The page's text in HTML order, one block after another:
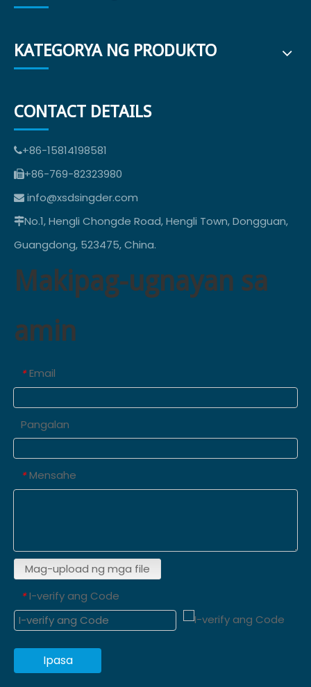
KATEGORYA NG PRODUKTO
CONTACT DETAILS
+86-15814198581
+86-769-82323980
 info@xsdsingder.com
No.1, Hengli Chongde Road, Hengli Town, Dongguan,
Guangdong, 523475, China.
Makipag-ugnayan sa
amin
* Email
Pangalan
* Mensahe
Mag-upload ng mga file
* I-verify ang Code
Ipasa